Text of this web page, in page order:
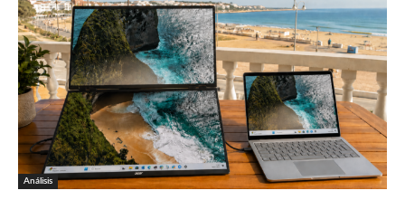
Análisis